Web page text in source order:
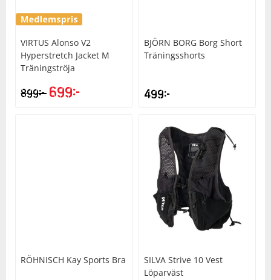
VIRTUS Alonso V2
Hyperstretch Jacket M
Träningströja
899kr 699kr
BJÖRN BORG Borg Short
Träningsshorts
499kr
RÖHNISCH Kay Sports Bra SILVA Strive 10 Vest
Löparväst